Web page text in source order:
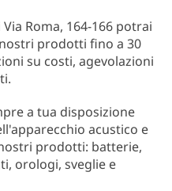
Roma, 164-166 potrai
prodotti fino a 30
su costi, agevolazioni
a tua disposizione
acustico e
prodotti: batterie,
orologi, sveglie e